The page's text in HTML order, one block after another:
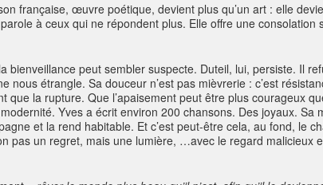
française, œuvre poétique, devient plus qu’un art : elle
à ceux qui ne répondent plus. Elle offre une consolation
bienveillance peut sembler suspecte. Duteil, lui, persiste. Il
nous étrangle. Sa douceur n’est pas mièvrerie : c’est
que la rupture. Que l’apaisement peut être plus courageux
Yves a écrit environ 200 chansons. Des joyaux. Sa
et la rend habitable. Et c’est peut-être cela, au fond, le
pas un regret, mais une lumière, …avec le regard malicieux